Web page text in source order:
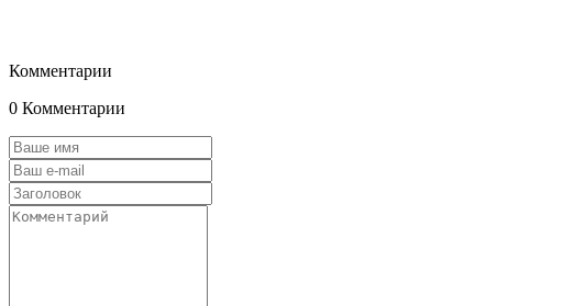
Комментарии
0 Комментарии